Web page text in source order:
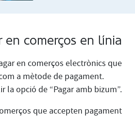
en comerços en línia
en comerços electrònics que
a mètode de pagament.
la opció de “Pagar amb bizum”.
que accepten pagament